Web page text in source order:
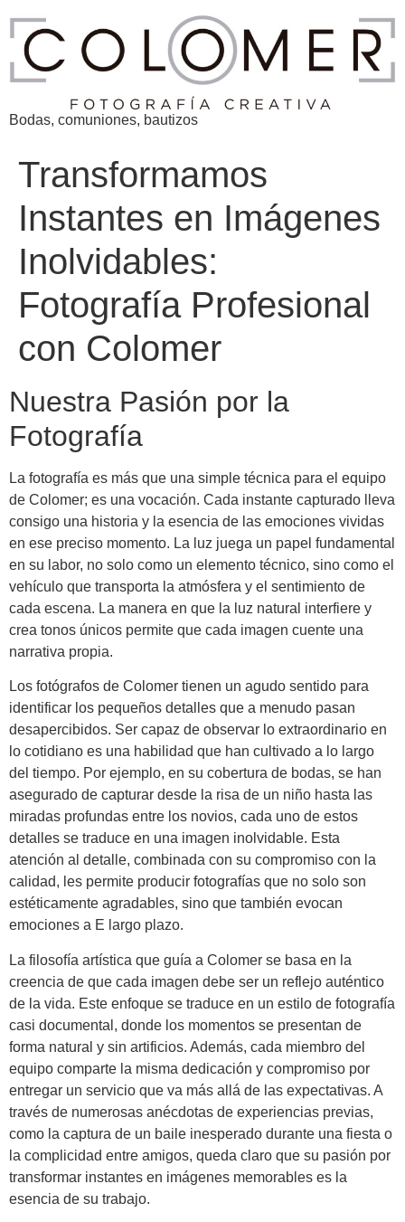
Bodas, comuniones, bautizos
Transformamos
Instantes en Imágenes
Inolvidables:
Fotografía Profesional
con Colomer
Nuestra Pasión por la
Fotografía
La fotografía es más que una simple técnica para el equipo
de Colomer; es una vocación. Cada instante capturado lleva
consigo una historia y la esencia de las emociones vividas
en ese preciso momento. La luz juega un papel fundamental
en su labor, no solo como un elemento técnico, sino como el
vehículo que transporta la atmósfera y el sentimiento de
cada escena. La manera en que la luz natural interfiere y
crea tonos únicos permite que cada imagen cuente una
narrativa propia.
Los fotógrafos de Colomer tienen un agudo sentido para
identificar los pequeños detalles que a menudo pasan
desapercibidos. Ser capaz de observar lo extraordinario en
lo cotidiano es una habilidad que han cultivado a lo largo
del tiempo. Por ejemplo, en su cobertura de bodas, se han
asegurado de capturar desde la risa de un niño hasta las
miradas profundas entre los novios, cada uno de estos
detalles se traduce en una imagen inolvidable. Esta
atención al detalle, combinada con su compromiso con la
calidad, les permite producir fotografías que no solo son
estéticamente agradables, sino que también evocan
emociones a E largo plazo.
La filosofía artística que guía a Colomer se basa en la
creencia de que cada imagen debe ser un reflejo auténtico
de la vida. Este enfoque se traduce en un estilo de fotografía
casi documental, donde los momentos se presentan de
forma natural y sin artificios. Además, cada miembro del
equipo comparte la misma dedicación y compromiso por
entregar un servicio que va más allá de las expectativas. A
través de numerosas anécdotas de experiencias previas,
como la captura de un baile inesperado durante una fiesta o
la complicidad entre amigos, queda claro que su pasión por
transformar instantes en imágenes memorables es la
esencia de su trabajo.